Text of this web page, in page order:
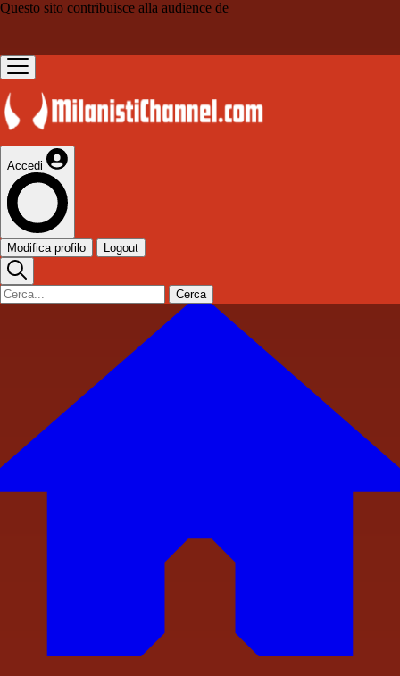
Questo sito contribuisce alla audience de
Accedi
Modifica profilo Logout
Cerca